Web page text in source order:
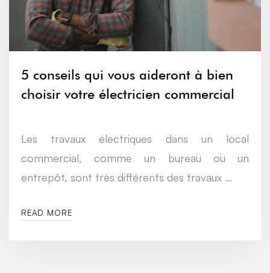
5 conseils qui vous aideront à bien
choisir votre électricien commercial
Les travaux électriques dans un local
commercial, comme un bureau ou un
entrepôt, sont très différents des travaux …
READ MORE